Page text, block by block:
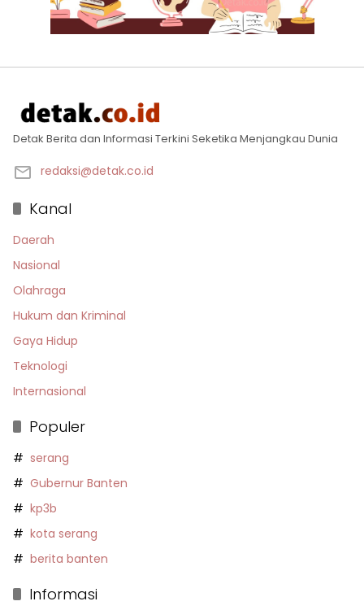
Detak Berita dan Informasi Terkini Seketika Menjangkau Dunia
redaksi@detak.co.id
Kanal
Daerah
Nasional
Olahraga
Hukum dan Kriminal
Gaya Hidup
Teknologi
Internasional
Populer
serang
Gubernur Banten
kp3b
kota serang
berita banten
Informasi